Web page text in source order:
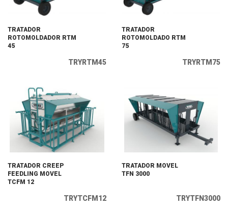
TRATADOR
ROTOMOLDADOR RTM
45
TRYRTM45
TRATADOR
ROTOMOLDADO RTM
75
TRYRTM75
TRATADOR CREEP
FEEDLING MOVEL
TCFM 12
TRYTCFM12
TRATADOR MOVEL
TFN 3000
TRYTFN3000